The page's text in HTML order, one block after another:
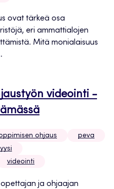
ovat tärkeä osa
eri ammattialojen
Mitä monialaisuus
videointi -
ohjaus
peva
videointi
ja ohjaajan